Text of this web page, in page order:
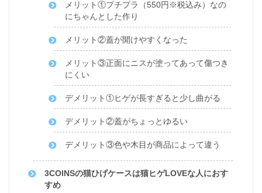
メリット①プチプラ（550円※税込み）なの
にちゃんとした作り
メリット②蓋が開けやすくなった
メリット③正面にニスが塗ってあって傷つき
にくい
デメリット①ヒゲが長すぎると少し曲がる
デメリット②蓋がちょっとゆるい
デメリット③色や木目が商品によって違う
3COINSの猫ひげケースは猫ヒゲLOVEな人におす
すめ